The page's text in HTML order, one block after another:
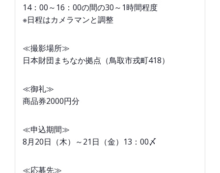
14：00～16：00の間の30～1時間程度
※日程はカメラマンと調整
≪撮影場所≫
日本財団まちなか拠点（鳥取市戎町418）
≪御礼≫
商品券2000円分
≪申込期間≫
8月20日（木）～21日（金）13：00〆
≪応募先≫